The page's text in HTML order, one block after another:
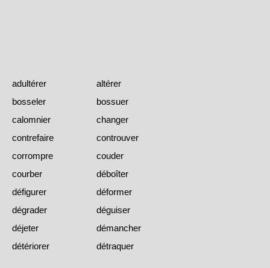
adultérer
altérer
bosseler
bossuer
calomnier
changer
contrefaire
controuver
corrompre
couder
courber
déboîter
défigurer
déformer
dégrader
déguiser
déjeter
démancher
détériorer
détraquer